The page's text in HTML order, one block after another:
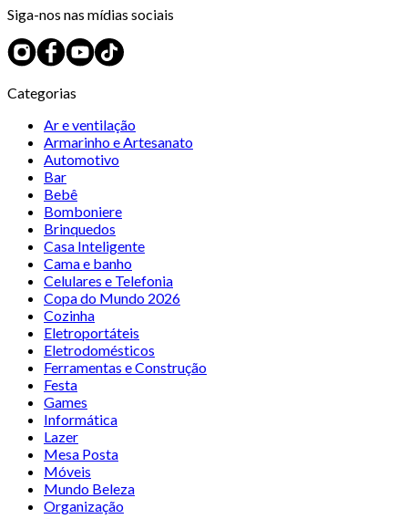
Siga-nos nas mídias sociais
Categorias
Ar e ventilação
Armarinho e Artesanato
Automotivo
Bar
Bebê
Bomboniere
Brinquedos
Casa Inteligente
Cama e banho
Celulares e Telefonia
Copa do Mundo 2026
Cozinha
Eletroportáteis
Eletrodomésticos
Ferramentas e Construção
Festa
Games
Informática
Lazer
Mesa Posta
Móveis
Mundo Beleza
Organização